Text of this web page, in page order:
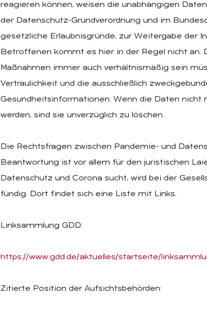
reagieren können, weisen die unabhängigen
der Datenschutz-Grundverordnung und im
gesetzliche Erlaubnisgründe, zur Weitergabe der
Betroffenen kommt es hier in der Regel nicht an.
Maßnahmen immer auch verhältnismäßig sein
Vertraulichkeit und die ausschließlich
Gesundheitsinformationen. Wenn die Daten nicht
werden, sind sie unverzüglich zu löschen.
Die Rechtsfragen zwischen Pandemie- und
Beantwortung ist vor allem für den juristischen
Datenschutz und Corona sucht, wird bei der
fündig. Dort findet sich eine Liste mit Links.
Linksammlung GDD:
https://www.gdd.de/aktuelles/startseite/
Zitierte Position der Aufsichtsbehörden: